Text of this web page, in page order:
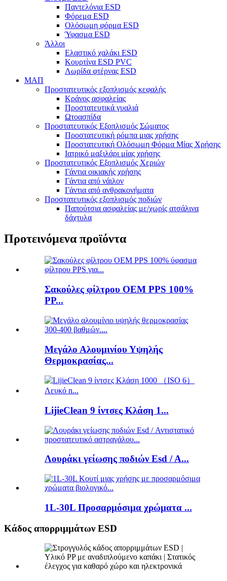
Παντελόνια ESD
Φόρεμα ESD
Ολόσωμη φόρμα ESD
Ύφασμα ESD
Άλλοι
Ελαστικό χαλάκι ESD
Κουρτίνα ESD PVC
Λωρίδα φτέρνας ESD
ΜΑΠ
Προστατευτικός εξοπλισμός κεφαλής
Κράνος ασφαλείας
Προστατευτικά γυαλιά
Ωτοασπίδα
Προστατευτικός Εξοπλισμός Σώματος
Προστατευτική ρόμπα μιας χρήσης
Προστατευτική Ολόσωμη Φόρμα Μίας Χρήσης
Ιατρικό μαξιλάρι μίας χρήσης
Προστατευτικός Εξοπλισμός Χεριών
Γάντια οικιακής χρήσης
Γάντια από νάιλον
Γάντια από ανθρακονήματα
Προστατευτικός εξοπλισμός ποδιών
Παπούτσια ασφαλείας με/χωρίς ατσάλινα
δάχτυλα
Προτεινόμενα προϊόντα
Σακούλες φίλτρου OEM PPS 100%
PP...
Μεγάλο Αλουμινίου Υψηλής
Θερμοκρασίας...
LijieClean 9 ίντσες Κλάση 1...
Λουράκι γείωσης ποδιών Esd / A...
1L-30L Προσαρμόσιμα χρώματα ...
Κάδος απορριμμάτων ESD